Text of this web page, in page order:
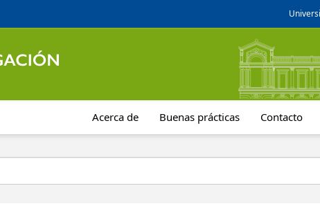
Acerca de Buenas prácticas Contacto